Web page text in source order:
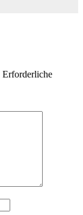
Erforderliche